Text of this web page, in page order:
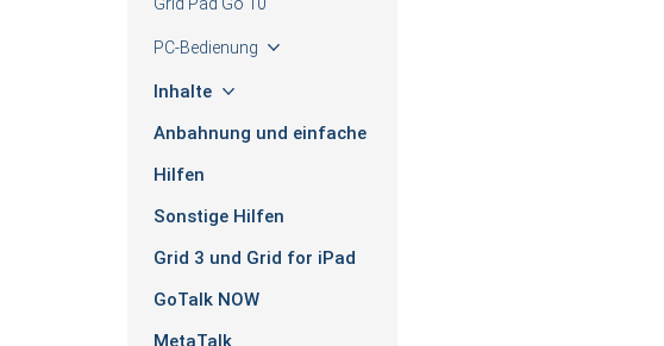
PC-Bedienung
Inhalte
Anbahnung und einfache
Hilfen
Sonstige Hilfen
Grid 3 und Grid for iPad
GoTalk NOW
MetaTalk